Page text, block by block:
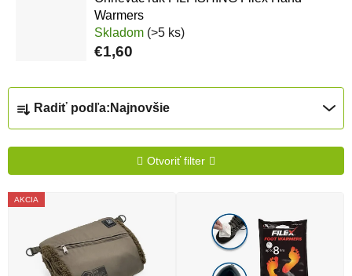
Warmers
Skladom (>5 ks)
€1,60
Radenie produktov
Radiť podľa: Najnovšie
Otvoriť filter
Výpis produktov
AKCIA